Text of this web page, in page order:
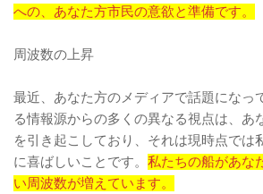
への、あなた方市民の意欲と準備です。
周波数の上昇
最近、あなた方のメディアで話題になっ
る情報源からの多くの異なる視点は、あ
を引き起こしており、それは現時点では
に喜ばしいことです。 私たちの船があな
い周波数が増えています。